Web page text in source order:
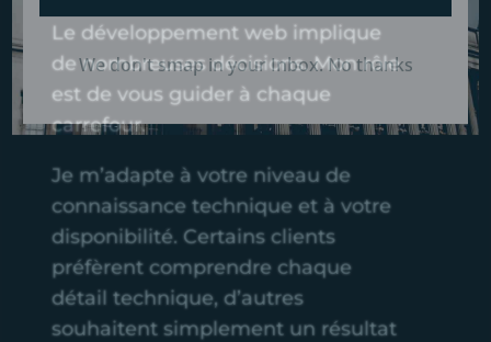
Le développement web implique
de nombreuses décisions. Mon rôle
est de vous guider à chaque
carrefour.
Je m’adapte à votre niveau de
connaissance technique et à votre
disponibilité. Certains clients
préfèrent comprendre chaque
détail technique, d’autres
souhaitent simplement un résultat
We don't smap in your Inbox. No thanks